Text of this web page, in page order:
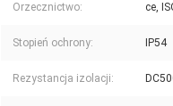
Orzecznictwo: ce,
Stopień ochrony: IP54
Rezystancja izolacji: